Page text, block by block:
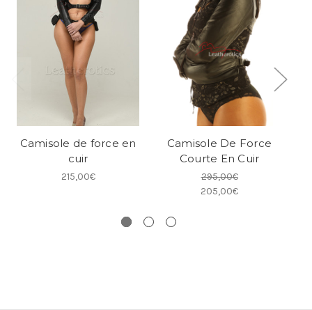
Camisole de force en
cuir
215,00€
Camisole De Force
Courte En Cuir
295,00€
205,00€